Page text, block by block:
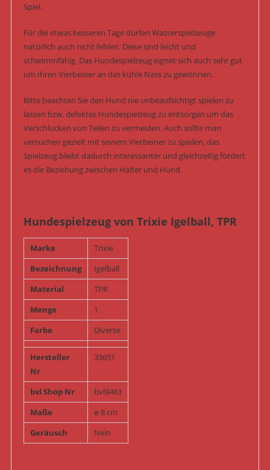
Spiel.
Für die etwas besseren Tage dürfen Wasserspielzeuge
natürlich auch nicht fehlen. Diese sind leicht und
schwimmfähig. Das Hundespielzeug eignet sich auch sehr gut
um Ihren Vierbeiner an das kühle Nass zu gewöhnen.
Bitte beachten Sie den Hund nie unbeaufsichtigt spielen zu
lassen bzw. defektes Hundespielzeug zu entsorgen um das
Verschlucken von Teilen zu vermeiden. Auch sollte man
versuchen gezielt mit seinem Vierbeiner zu spielen, das
Spielzeug bleibt dadurch interessanter und gleichzeitig fördert
es die Beziehung zwischen Halter und Hund.
Hundespielzeug von Trixie Igelball, TPR
Marke
Trixie
Bezeichnung
Igelball
Material
TPR
Menge
1
Farbe
Diverse
Hersteller
Nr
33651
bvl Shop Nr
bvl9463
Maße
ø 8 cm
Geräusch
Nein